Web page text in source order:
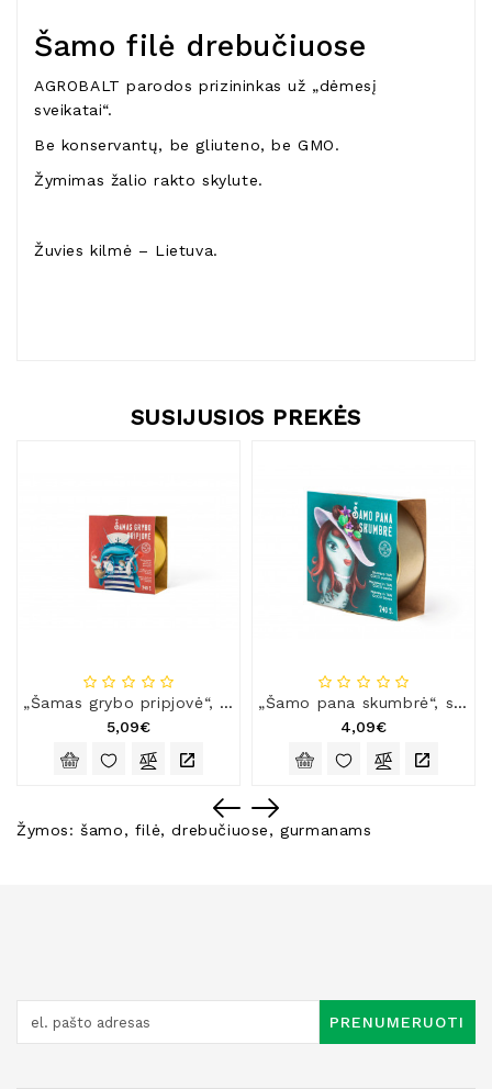
Šamo filė drebučiuose
AGROBALT parodos prizininkas už „dėmesį
sveikatai“.
Be konservantų, be gliuteno, be GMO.
Žymimas žalio rakto skylute.
Žuvies kilmė – Lietuva.
SUSIJUSIOS PREKĖS
„Šamas grybo pripjovė“, šamas savose sultyse su džiovintais baravykais
5,09€
„Šamo pana skumbrė“, skumbrė Thai Coco padaže
4,09€
Žymos:šamo, filė,drebučiuose,gurmanams
PRENUMERUOTI